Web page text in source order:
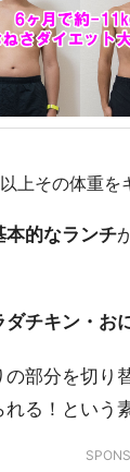
上その体重を
本的なランチ
チキン・お
の部分を切り
る！という